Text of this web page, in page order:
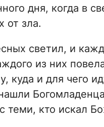
дня, когда в
от зла.
светил, и
из них
куда и для чего
теми, кто искал